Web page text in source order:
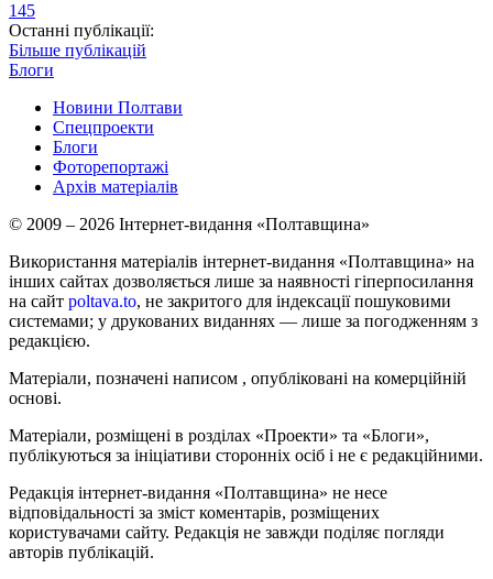
145
Останні публікації:
Більше публікацій
Блоги
Новини Полтави
Спецпроекти
Блоги
Фоторепортажі
Архів матеріалів
© 2009 – 2026 Інтернет-видання «Полтавщина»
Використання матеріалів інтернет-видання «Полтавщина» на
інших сайтах дозволяється лише за наявності гіперпосилання
на сайт poltava.to, не закритого для індексації пошуковими
системами; у друкованих виданнях — лише за погодженням з
редакцією.
Матеріали, позначені написом , опубліковані на комерційній
основі.
Матеріали, розміщені в розділах «Проекти» та «Блоги»,
публікуються за ініціативи сторонніх осіб і не є редакційними.
Редакція інтернет-видання «Полтавщина» не несе
відповідальності за зміст коментарів, розміщених
користувачами сайту. Редакція не завжди поділяє погляди
авторів публікацій.